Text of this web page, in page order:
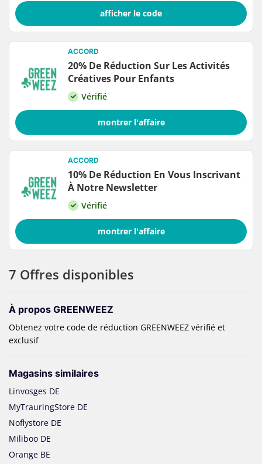
7 Offres disponibles
À propos GREENWEEZ
Obtenez votre code de réduction GREENWEEZ vérifié et
exclusif
Magasins similaires
Linvosges DE
MyTrauringStore DE
Noflystore DE
Miliboo DE
Orange BE
afficher le code
ACCORD
20% De Réduction Sur Les Activités
Créatives Pour Enfants
Vérifié
montrer l'affaire
ACCORD
10% De Réduction En Vous Inscrivant
À Notre Newsletter
Vérifié
montrer l'affaire